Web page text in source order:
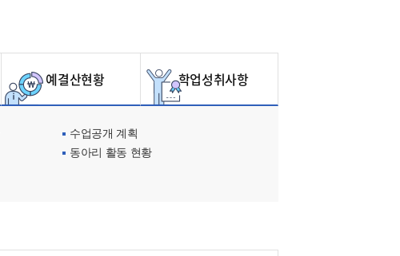
예결산현황 학업성취사항
수업공개 계획
동아리 활동 현황